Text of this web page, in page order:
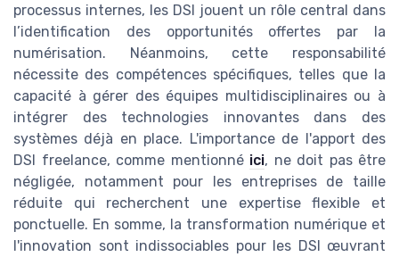
processus internes, les DSI jouent un rôle central dans
l’identification des opportunités offertes par la
numérisation. Néanmoins, cette responsabilité
nécessite des compétences spécifiques, telles que la
capacité à gérer des équipes multidisciplinaires ou à
intégrer des technologies innovantes dans des
systèmes déjà en place. L'importance de l'apport des
DSI freelance, comme mentionné ici, ne doit pas être
négligée, notamment pour les entreprises de taille
réduite qui recherchent une expertise flexible et
ponctuelle. En somme, la transformation numérique et
l'innovation sont indissociables pour les DSI œuvrant